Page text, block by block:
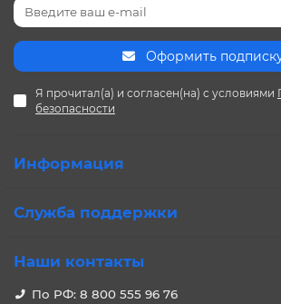
Оформить
Я прочитал(а) и согласен(на) с условиями
безопасности
Информация
Служба поддержки
Наши контакты
По РФ: 8 800 555 96 76